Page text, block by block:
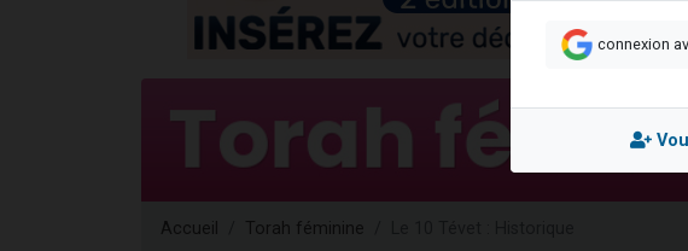
3 personnes viennent de nous
Odaya vient de donner son Maasser
3 personnes viennent de
2 personnes viennent de nous
13 personnes viennent de
30 personnes viennent de
Accueil Torah féminine
connexion